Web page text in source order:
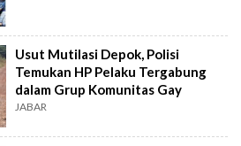
Usut Mutilasi Depok, Polisi
Temukan HP Pelaku Tergabung
dalam Grup Komunitas Gay
JABAR